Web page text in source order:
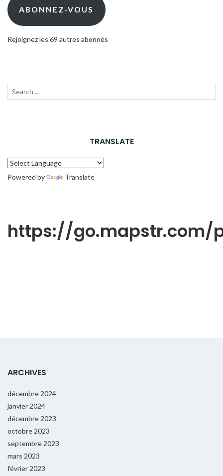
mail ABONNEZ-VOUS
Rejoignez les 69 autres abonnés
Recherche
TRANSLATE
Powered by Translate
https://go.mapstr.com/
ARCHIVES
décembre 2024
janvier 2024
décembre 2023
octobre 2023
septembre 2023
mars 2023
février 2023